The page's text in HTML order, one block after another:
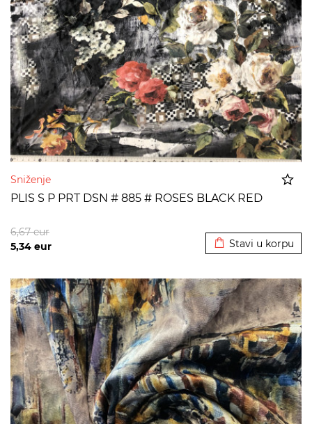
Sniženje
PLIS S P PRT DSN # 885 # ROSES BLACK RED
5,34 eur
6,67eur
Stavi u korpu